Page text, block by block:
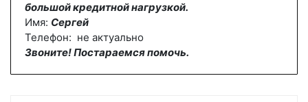
большой кредитной нагрузкой.
Имя: Сергей
Телефон: не актуально
Звоните! Постараемся помочь.